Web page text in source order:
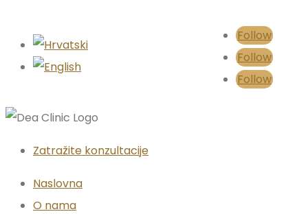
Follow
Follow
Follow
Zatražite konzultacije
Naslovna
O nama